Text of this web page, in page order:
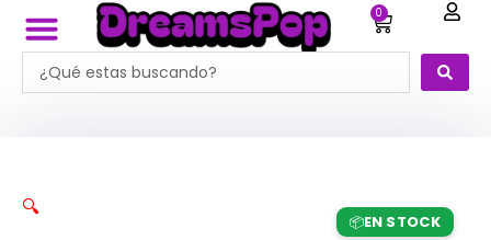
0
Carrito
Search
...
📦EN STOCK
🔍